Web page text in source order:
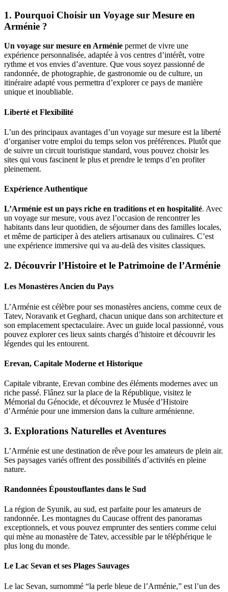
1. Pourquoi Choisir un Voyage sur Mesure en
Arménie ?
Un voyage sur mesure en Arménie permet de vivre une
expérience personnalisée, adaptée à vos centres d’intérêt, votre
rythme et vos envies d’aventure. Que vous soyez passionné de
randonnée, de photographie, de gastronomie ou de culture, un
itinéraire adapté vous permettra d’explorer ce pays de manière
unique et inoubliable.
Liberté et Flexibilité
L’un des principaux avantages d’un voyage sur mesure est la liberté
d’organiser votre emploi du temps selon vos préférences. Plutôt que
de suivre un circuit touristique standard, vous pouvez choisir les
sites qui vous fascinent le plus et prendre le temps d’en profiter
pleinement.
Expérience Authentique
L’Arménie est un pays riche en traditions et en hospitalité. Avec
un voyage sur mesure, vous avez l’occasion de rencontrer les
habitants dans leur quotidien, de séjourner dans des familles locales,
et même de participer à des ateliers artisanaux ou culinaires. C’est
une expérience immersive qui va au-delà des visites classiques.
2. Découvrir l’Histoire et le Patrimoine de l’Arménie
Les Monastères Ancien du Pays
L’Arménie est célèbre pour ses monastères anciens, comme ceux de
Tatev, Noravank et Geghard, chacun unique dans son architecture et
son emplacement spectaculaire. Avec un guide local passionné, vous
pouvez explorer ces lieux saints chargés d’histoire et découvrir les
légendes qui les entourent.
Erevan, Capitale Moderne et Historique
Capitale vibrante, Erevan combine des éléments modernes avec un
riche passé. Flânez sur la place de la République, visitez le
Mémorial du Génocide, et découvrez le Musée d’Histoire
d’Arménie pour une immersion dans la culture arménienne.
3. Explorations Naturelles et Aventures
L’Arménie est une destination de rêve pour les amateurs de plein air.
Ses paysages variés offrent des possibilités d’activités en pleine
nature.
Randonnées Époustouflantes dans le Sud
La région de Syunik, au sud, est parfaite pour les amateurs de
randonnée. Les montagnes du Caucase offrent des panoramas
exceptionnels, et vous pouvez emprunter des sentiers comme celui
qui mène au monastère de Tatev, accessible par le téléphérique le
plus long du monde.
Le Lac Sevan et ses Plages Sauvages
Le lac Sevan, surnommé “la perle bleue de l’Arménie,” est l’un des